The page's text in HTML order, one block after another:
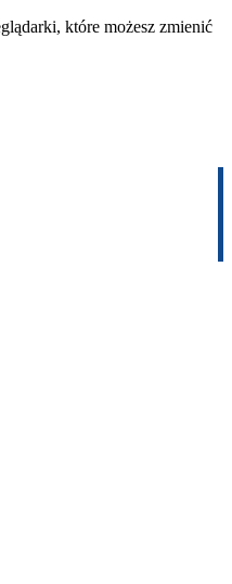
które możesz zmienić